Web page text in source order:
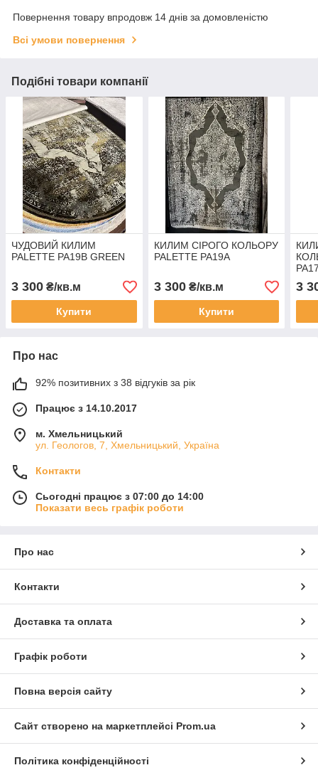
Повернення товару впродовж 14 днів за домовленістю
Всі умови повернення
Подібні товари компанії
ЧУДОВИЙ КИЛИМ
PALETTE PA19B GREEN
3 300 ₴/кв.м
Купити
КИЛИМ СІРОГО КОЛЬОРУ
PALETTE PA19А
3 300₴/кв.м
Купити
3
Про нас
92% позитивних з 38 відгуків за рік
Працює з 14.10.2017
м. Хмельницький
ул. Геологов, 7, Хмельницький, Україна
Контакти
Сьогодні працює з 07:00 до 14:00
Показати весь графік роботи
Про нас
Контакти
Доставка та оплата
Графік роботи
Повна версія сайту
Сайт створено на маркетплейсі Prom.ua
Політика конфіденційності